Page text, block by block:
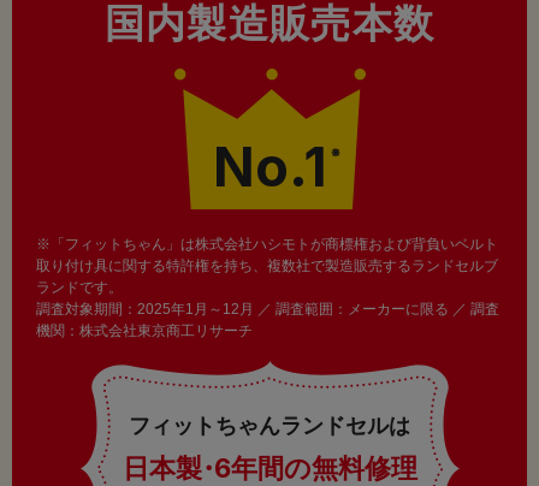
国内製造販売本数
No.1 ※
※「フィットちゃん」は株式会社ハシモトが商標権および背負いベルト
取り付け具に関する特許権を持ち、複数社で製造販売するランドセルブ
ランドです。
調査対象期間：2025年1月～12月 ／ 調査範囲：メーカーに限る ／ 調査
機関：株式会社東京商工リサーチ
フィットちゃんランドセルは
日本製・6年間の無料修理